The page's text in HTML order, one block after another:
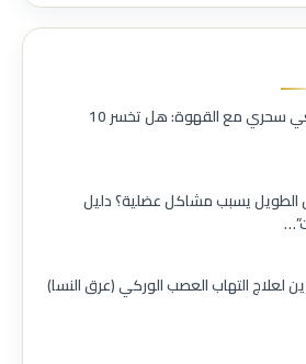
مكون طبيعي سحري مع القهوة: هل تخسر 10
يسبب مشاكل عضلية؟ دليل
لعلاج التهاب العصب الوركي (عرق النسا)